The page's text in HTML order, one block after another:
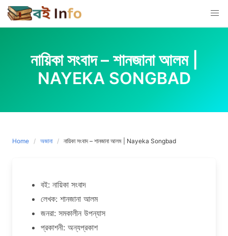
Skip
to
content
নায়িকা সংবাদ – শানজানা আলম |
NAYEKA SONGBAD
Home অজানা নায়িকা সংবাদ – শানজানা আলম | Nayeka Songbad
বই: নায়িকা সংবাদ
লেখক: শানজানা আলম
জনরা: সমকালীন উপন্যাস
প্রকাশনী: অন্যপ্রকাশ